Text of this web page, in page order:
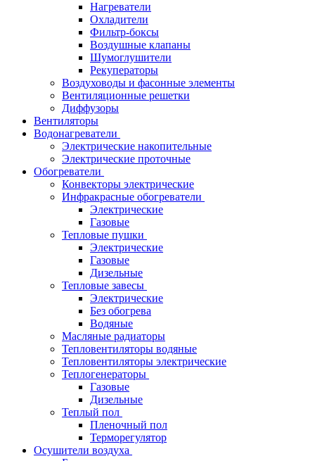
Нагреватели
Охладители
Фильтр-боксы
Воздушные клапаны
Шумоглушители
Рекуператоры
Воздуховоды и фасонные элементы
Вентиляционные решетки
Диффузоры
Вентиляторы
Водонагреватели
Электрические накопительные
Электрические проточные
Обогреватели
Конвекторы электрические
Инфракрасные обогреватели
Электрические
Газовые
Тепловые пушки
Электрические
Газовые
Дизельные
Тепловые завесы
Электрические
Без обогрева
Водяные
Масляные радиаторы
Тепловентиляторы водяные
Тепловентиляторы электрические
Теплогенераторы
Газовые
Дизельные
Теплый пол
Пленочный пол
Терморегулятор
Осушители воздуха